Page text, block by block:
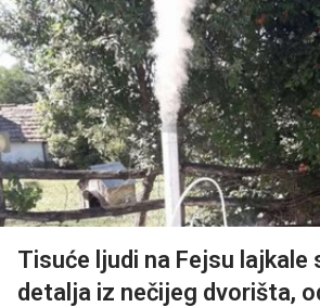
Tisuće ljudi na Fejsu lajkale
detalja iz nečijeg dvorišta,